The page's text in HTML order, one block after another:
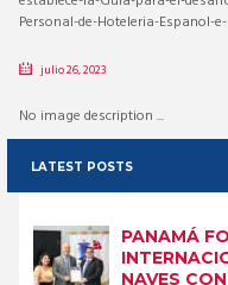
julio 26, 2023
No image description ...
LATEST POSTS
PANAMÁ
NAVES